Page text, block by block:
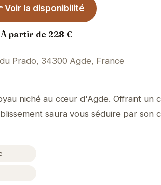
Voir la disponibilité
À partir de 228 €
Prado, 34300 Agde, France
niché au cœur d'Agde. Offrant un
saura vous séduire par son